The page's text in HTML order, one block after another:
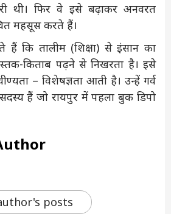
थी। फिर वे इसे बढ़ाकर अनवरत
महसूस करते हैं।
कि तालीम (शिक्षा) से इंसान का
किताब पढ़ने से निखरता है। इसे
– विशेषज्ञता आती है। उन्हें गर्व
हैं जो रायपुर में पहला बुक डिपो
posts